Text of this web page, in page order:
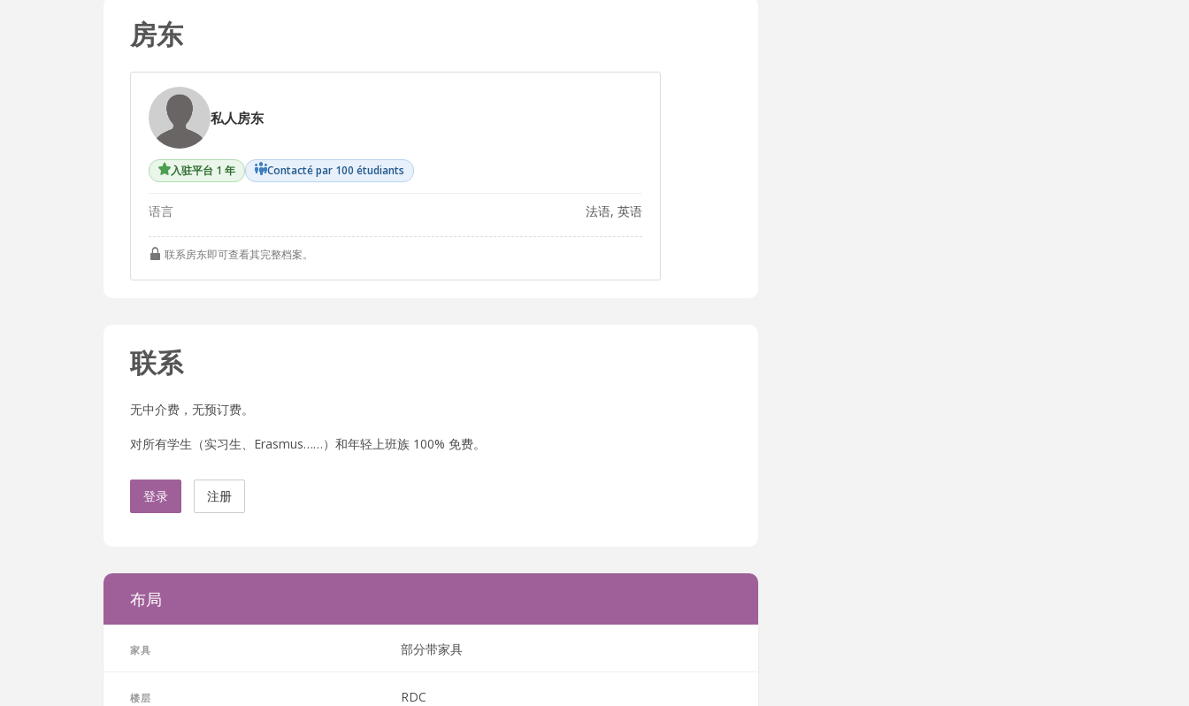
房东
私人房东
入驻平台 1 年 Contacté par 100 étudiants
语言 法语, 英语
联系房东即可查看其完整档案。
联系
无中介费，无预订费。
对所有学生（实习生、Erasmus……）和年轻上班族 100% 免费。
登录 注册
布局
家具 部分带家具
楼层 RDC